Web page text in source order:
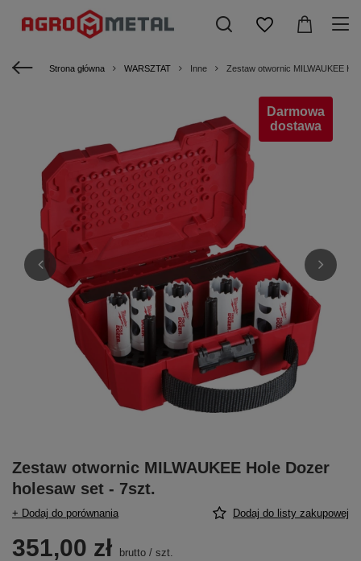
Strona główna WARSZTAT Inne Zestaw otwornic MILWAUKEE
Darmowa
dostawa
Zestaw otwornic MILWAUKEE Hole Dozer
holesaw set - 7szt.
+ Dodaj do porównania Dodaj do listy zakupowej
351,00 zł brutto / szt.